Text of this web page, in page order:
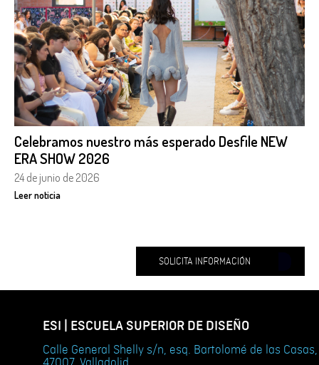
Celebramos nuestro más esperado Desfile NEW
ERA SHOW 2026
24 de junio de 2026
Leer noticia
SOLICITA INFORMACIÓN
ESI | ESCUELA SUPERIOR DE DISEÑO
Calle General Shelly s/n, esq. Bartolomé de las Casas,